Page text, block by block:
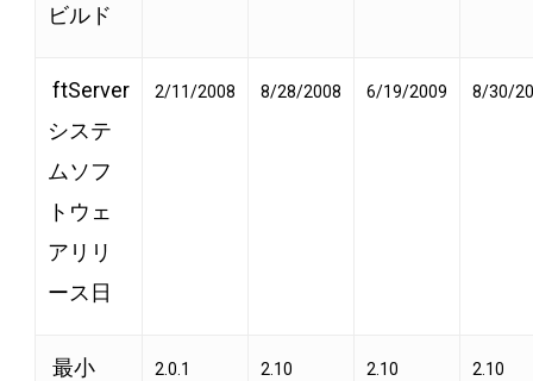
ビルド
ftServer
システ
ムソフ
トウェ
アリリ
ース日
2/11/2008 8/28/2008 6/19/2009 8/30/
最小
2.0.1 2.10 2.10 2.10